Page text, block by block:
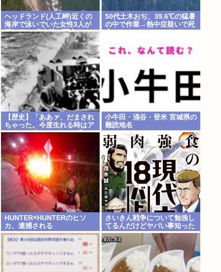
ヘッドランド(人工岬)近くの
海岸で泳いでいた女性3人が
溺れる 23歳女性が死亡、24
歳女性が重体
50代土木おぢ、39.6℃の猛暑
の中で作業→熱中症疑いで死
【歴史】「ああァ、だまされ
ちゃった。今度生れる時はア
メリカへ生れるぞ」 22歳で
戦死した特攻隊員が出撃前の
日記に残した”本音”
小牛田・涌谷・登米 宮城県の
難読地名
HUNTER×HUNTERのヒソ
カ、逮捕される
さいきん戦争について勉強し
てるんだけどヤバい事知った